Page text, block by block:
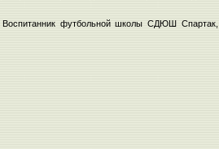
футбольной школы СДЮШ Спартак,